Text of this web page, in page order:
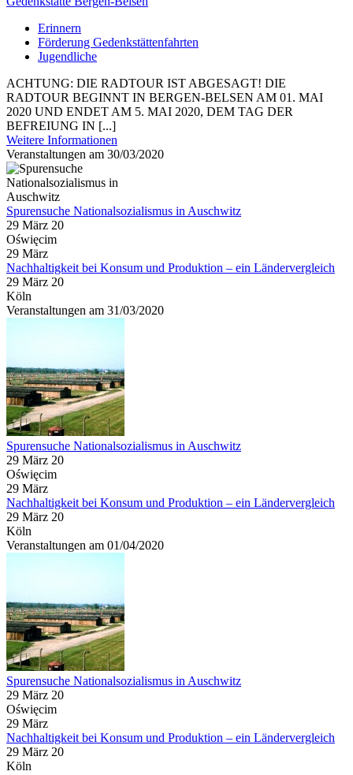
Erinnern
Förderung Gedenkstättenfahrten
Jugendliche
ACHTUNG: DIE RADTOUR IST ABGESAGT! DIE
RADTOUR BEGINNT IN BERGEN-BELSEN AM 01. MAI
2020 UND ENDET AM 5. MAI 2020, DEM TAG DER
BEFREIUNG IN [...]
Weitere Informationen
Veranstaltungen am 30/03/2020
Spurensuche Nationalsozialismus in Auschwitz
29 März 20
Oświęcim
29 März
Nachhaltigkeit bei Konsum und Produktion – ein Ländervergleich
29 März 20
Köln
Veranstaltungen am 31/03/2020
Spurensuche Nationalsozialismus in Auschwitz
29 März 20
Oświęcim
29 März
Nachhaltigkeit bei Konsum und Produktion – ein Ländervergleich
29 März 20
Köln
Veranstaltungen am 01/04/2020
Spurensuche Nationalsozialismus in Auschwitz
29 März 20
Oświęcim
29 März
Nachhaltigkeit bei Konsum und Produktion – ein Ländervergleich
29 März 20
Köln